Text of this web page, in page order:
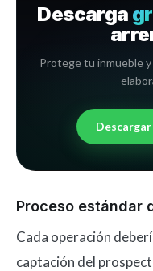
Descarga
Protege tu inmueble
Proceso estándar
Cada operación
captación del